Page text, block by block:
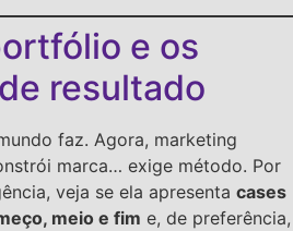
e os
resultado
faz. Agora, marketing
marca… exige método. Por
veja se ela apresenta cases
meio e fim e, de preferência,